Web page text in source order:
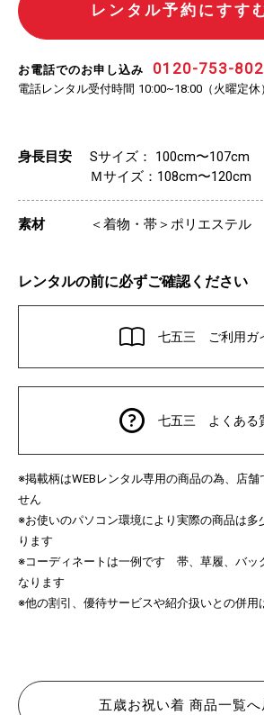
レンタル予約にすす
お電話でのお申し込み 0120-753-802
電話レンタル受付時間 10:00~18:00 （火曜定休）
身長目安
Sサイズ： 100cm〜107cm
Ｍサイズ：108cm〜120cm
素材 ＜着物・帯＞ポリエステル
レンタルの前に必ずご確認ください
七五三 ご利用ガ
七五三 よくある
※掲載柄はWEB レンタル専用の商品の為、店舗
せん
※お使いのパソコン環境により実際の商品は多
ります
※コーディネートは一例です 帯、草履、バッ
なります
※他の割引、優待サービスや紹介扱いとの併用
五歳お祝い着 商品一覧へ